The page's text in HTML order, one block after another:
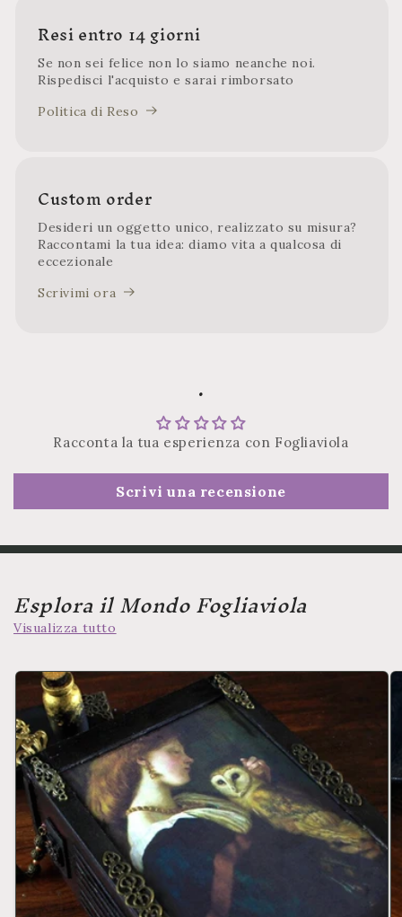
Resi entro 14 giorni
Se non sei felice non lo siamo neanche noi.
Rispedisci l'acquisto e sarai rimborsato
Politica di Reso
Custom order
Desideri un oggetto unico, realizzato su misura?
Raccontami la tua idea: diamo vita a qualcosa di
eccezionale
Scrivimi ora
.
Racconta la tua esperienza con Fogliaviola
Scrivi una recensione
Esplora il Mondo Fogliaviola
Visualizza tutto